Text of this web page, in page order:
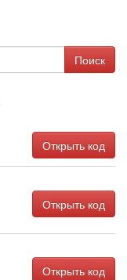
Поиск
Открыть код
Открыть код
Открыть код